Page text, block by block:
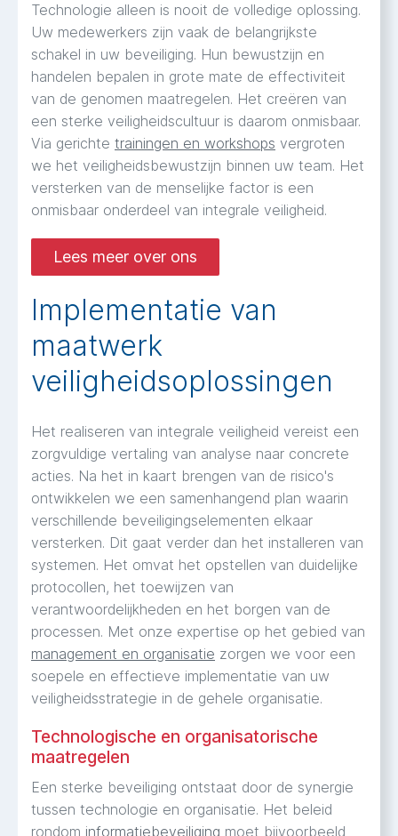
Technologie alleen is nooit de volledige oplossing.
Uw medewerkers zijn vaak de belangrijkste
schakel in uw beveiliging. Hun bewustzijn en
handelen bepalen in grote mate de effectiviteit
van de genomen maatregelen. Het creëren van
een sterke veiligheidscultuur is daarom onmisbaar.
Via gerichte trainingen en workshops vergroten
we het veiligheidsbewustzijn binnen uw team. Het
versterken van de menselijke factor is een
onmisbaar onderdeel van integrale veiligheid.
Lees meer over ons
Implementatie van
maatwerk
veiligheidsoplossingen
Het realiseren van integrale veiligheid vereist een
zorgvuldige vertaling van analyse naar concrete
acties. Na het in kaart brengen van de risico's
ontwikkelen we een samenhangend plan waarin
verschillende beveiligingselementen elkaar
versterken. Dit gaat verder dan het installeren van
systemen. Het omvat het opstellen van duidelijke
protocollen, het toewijzen van
verantwoordelijkheden en het borgen van de
processen. Met onze expertise op het gebied van
management en organisatie zorgen we voor een
soepele en effectieve implementatie van uw
veiligheidsstrategie in de gehele organisatie.
Technologische en organisatorische
maatregelen
Een sterke beveiliging ontstaat door de synergie
tussen technologie en organisatie. Het beleid
rondom informatiebeveiliging moet bijvoorbeeld